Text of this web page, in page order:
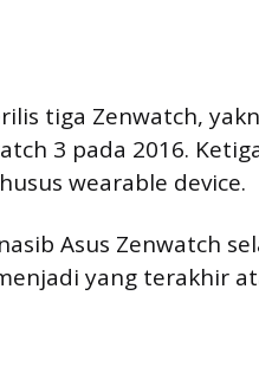
tiga Zenwatch,
3 pada 2016.
wearable device.
Asus Zenwatch
yang terakhir